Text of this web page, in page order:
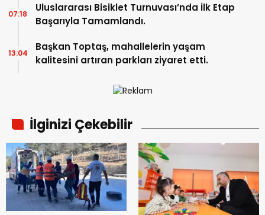
Uluslararası Bisiklet Turnuvası’nda İlk Etap
Başarıyla Tamamlandı.
07:18
Başkan Toptaş, mahallelerin yaşam
kalitesini artıran parkları ziyaret etti.
13:04
İlginizi Çekebilir